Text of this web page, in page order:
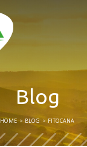
Blog
HOME BLOG FITOCANA